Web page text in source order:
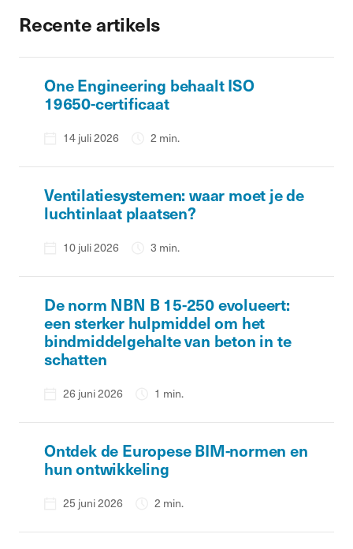
Recente artikels
One Engineering behaalt ISO
19650-certificaat
14 juli 2026 2 min.
Ventilatiesystemen: waar moet je de
luchtinlaat plaatsen?
10 juli 2026 3 min.
De norm NBN B 15-250 evolueert:
een sterker hulpmiddel om het
bindmiddelgehalte van beton in te
schatten
26 juni 2026 1 min.
Ontdek de Europese BIM-normen en
hun ontwikkeling
25 juni 2026 2 min.